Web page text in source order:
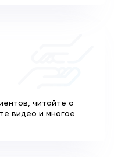
читайте о
видео и многое